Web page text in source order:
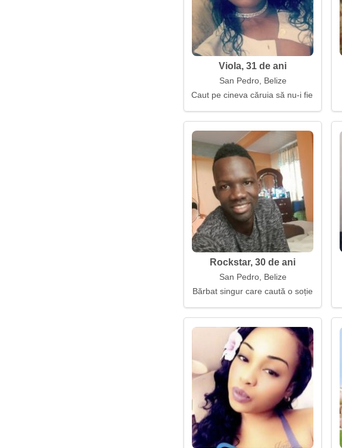
Viola, 31 de ani
San Pedro, Belize
Caut pe cineva căruia să nu-i fie frică
Rockstar, 30 de ani
San Pedro, Belize
Bărbat singur care caută o soție